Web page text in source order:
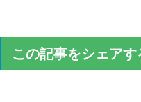
この記事をシェアす